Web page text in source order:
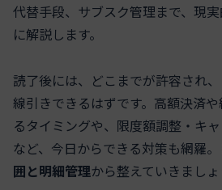
代替手段、サブスク管理まで、現
に解説します。
読了後には、どこまでが許容され
線引きできるはずです。高額決済
るタイミングや、限度額調整・キ
など、今日からできる対策も網羅。
囲と明細管理から整えていきましょ